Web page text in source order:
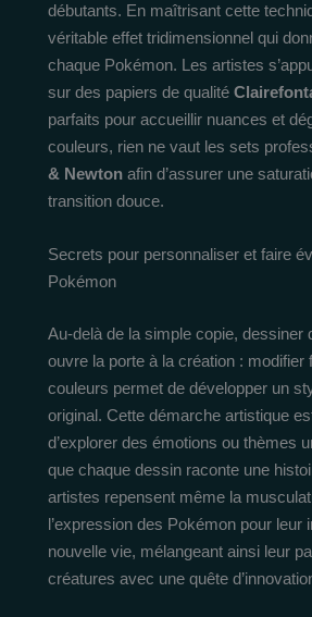
débutants. En maîtrisant cette
véritable effet tridimensionnel qui
chaque Pokémon. Les artistes
sur des papiers de qualité
parfaits pour accueillir nuances et
couleurs, rien ne vaut les sets
& Newton afin d’assurer une
transition douce.
Secrets pour personnaliser et faire
Pokémon
Au-delà de la simple copie, dessiner
ouvre la porte à la création : modifier
couleurs permet de développer un
original. Cette démarche artistique
d’explorer des émotions ou thèmes
que chaque dessin raconte une
artistes repensent même la
l’expression des Pokémon pour leur
nouvelle vie, mélangeant ainsi leur
créatures avec une quête